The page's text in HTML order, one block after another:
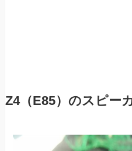
Z4（E85）のスピー